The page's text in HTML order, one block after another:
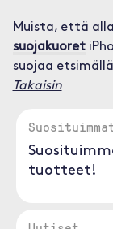
Muista, että
suojakuoret
suojaa
Takaisin
tuotteet!